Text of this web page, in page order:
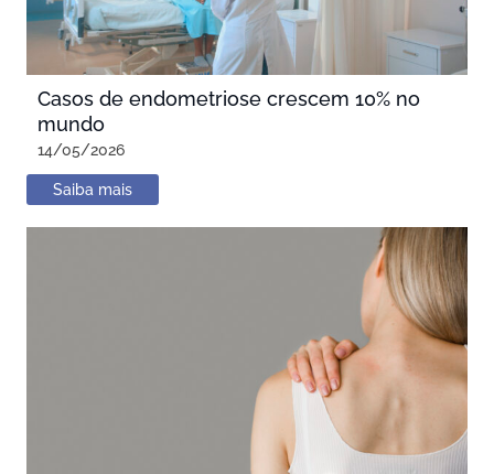
Casos de endometriose crescem 10% no
mundo
14/05/2026
Saiba mais